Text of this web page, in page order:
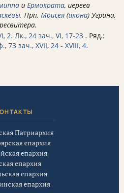
и Ермократа, иереев
. Прп. Моисея (икона) Угрина,
2. Лк., 24 зач., VI, 17-23 . Ряд.:
73 зач., XVII, 24 - XVIII, 4.
Патриархия
епархия
епархия
епархия
епархия
епархия